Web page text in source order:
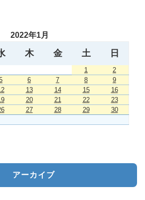
2022年1月
木 金 土 日
1
2
6 7 8
9
13 14 15
16
20 21 22
23
27 28 29
30
アーカイブ